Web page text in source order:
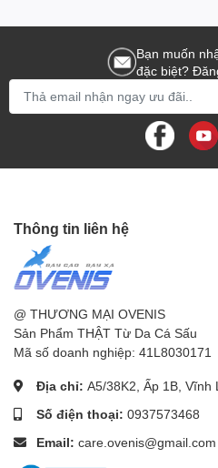
Bạn muốn
đặc biệt?
Thông tin liên hệ
@ THƯƠNG MẠI OVENIS
Sản Phẩm THẬT Từ Da Cá Sấu
Mã số doanh nghiệp: 41L8030171
Địa chỉ: A5/38K2, Ấp 1B, Vĩnh
Số điện thoại: 0937573468
Email: care.ovenis@gmail.com